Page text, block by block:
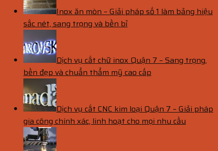
Inox ăn mòn – Giải pháp số 1 làm bảng hiệu
sắc nét, sang trọng và bền bỉ
Dịch vụ cắt chữ inox Quận 7 – Sang trọng,
bền đẹp và chuẩn thẩm mỹ cao cấp
Dịch vụ cắt CNC kim loại Quận 7 – Giải pháp
gia công chính xác, linh hoạt cho mọi nhu cầu